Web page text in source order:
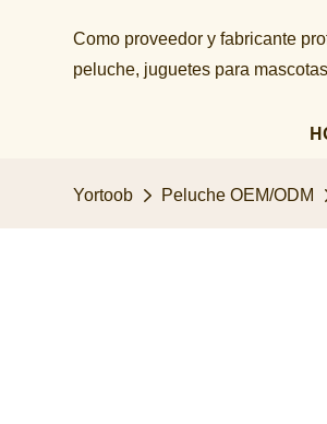
Como proveedor y fabricante
peluche, juguetes para
Yortoob Peluche OEM/ODM